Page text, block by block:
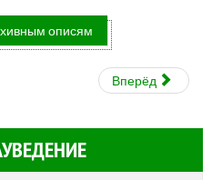
описям
Вперёд